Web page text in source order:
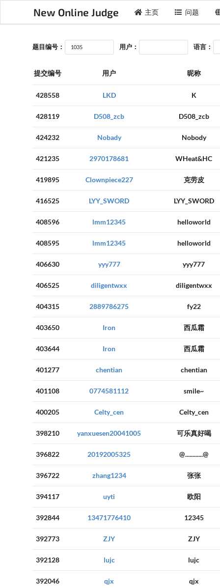
New Online Judge 主页 问题
题目编号： 用户： 语言：
提交编号 用户 昵称
428558 LKD K
428119 D508_zcb D508_zcb
424232 Nobady Nobody
421235 2970178681 WHeat&HC
419895 Clownpiece227 克劳皮
416525 LYY_SWORD LYY_SWORD
408596 lmm12345 helloworld
408595 lmm12345 helloworld
406630 yyy777 yyy777
406525 diligentwxx diligentwxx
404315 2889786275 fy22
403650 Iron 西瓜霜
403644 Iron 西瓜霜
401277 chentian chentian
401108 0774581112 smile~
400205 Celty_cen Celty_cen
398210 yanxuesen20041005 可乐真好喝
396822 20192005325 @............@
396722 zhang1234 张张
394117 uyti 欧阳
392844 13471776410 12345
392773 ZJY ZJY
392128 lujc lujc
392046 qjx qjx